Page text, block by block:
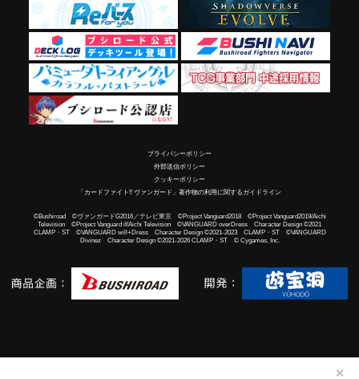
✕
プライバシーポリシー
外部送信ポリシー
クッキーポリシー
「カードファイト!! ヴァンガード」著作物の利用に関するガイドライン
©Bushiroad ©ヴァンガードG2016／テレビ東京 ©Project Vanguard2018 ©Project Vanguard2019/Aichi
Television ©Project Vanguard if/Aichi Television ©VANGUARD overDress Character Design ©2021
CLAMP・ST ©VANGUARD will+Dress Character Design ©2021-2023 CLAMP・ST ©VANGUARD
Divinez Character Design ©2021-2026 CLAMP・ST © Cygames, Inc.